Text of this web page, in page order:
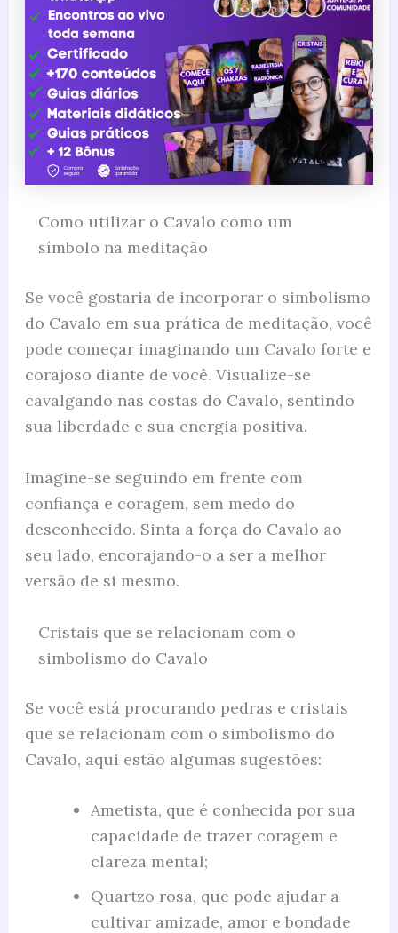
Como utilizar o Cavalo como um
símbolo na meditação
Se você gostaria de incorporar o simbolismo
do Cavalo em sua prática de meditação, você
pode começar imaginando um Cavalo forte e
corajoso diante de você. Visualize-se
cavalgando nas costas do Cavalo, sentindo
sua liberdade e sua energia positiva.
Imagine-se seguindo em frente com
confiança e coragem, sem medo do
desconhecido. Sinta a força do Cavalo ao
seu lado, encorajando-o a ser a melhor
versão de si mesmo.
Cristais que se relacionam com o
simbolismo do Cavalo
Se você está procurando pedras e cristais
que se relacionam com o simbolismo do
Cavalo, aqui estão algumas sugestões:
Ametista, que é conhecida por sua
capacidade de trazer coragem e
clareza mental;
Quartzo rosa, que pode ajudar a
cultivar amizade, amor e bondade